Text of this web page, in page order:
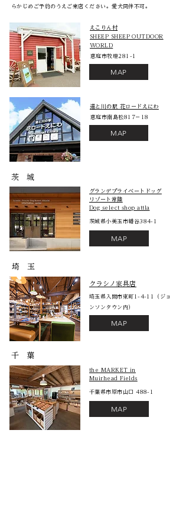
らかじめご予約のうえご来店ください。愛犬同伴不可。
えこりん村
SHEEP SHEEP OUTDOOR
WORLD​
​恵庭市牧場281-1
MAP
​道と川の駅 花ロードえにわ​
恵庭市南島松817－18
MAP
​茨 城
グランデプライベートドッグ
リゾート常陸
Dog select shop attla
茨城県小美玉市幡谷384-1
MAP
埼 玉
クラシノ家具店
埼玉県入間市東町1-4-11（ジョ
ンソンタウン内）
MAP
​千 葉
the MARKET in
Muirhead Fields
千葉県市原市山口 488-1
MAP